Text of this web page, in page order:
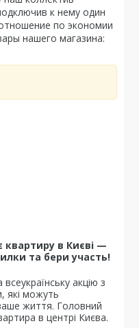
к нему один
по экономии
нашего магазина:
квартиру в Києві —
та бери участь!
акцію з
які можуть
життя. Головний
в центрі Києва.